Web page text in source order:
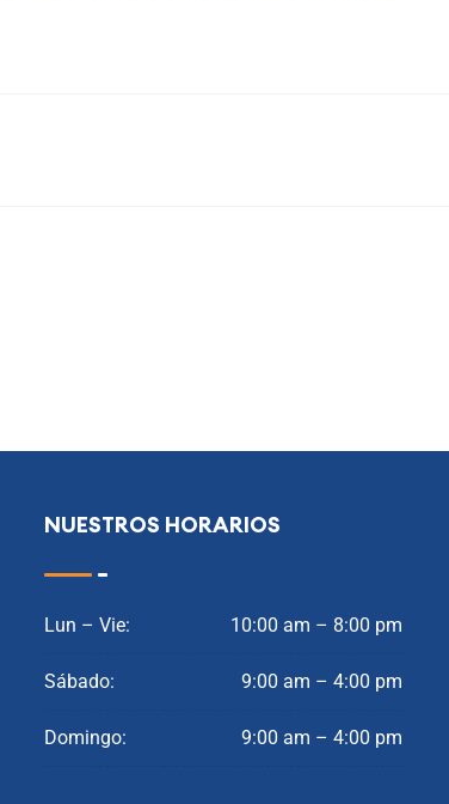
NUESTROS HORARIOS
Lun – Vie: 10:00 am – 8:00 pm
Sábado: 9:00 am – 4:00 pm
Domingo: 9:00 am – 4:00 pm